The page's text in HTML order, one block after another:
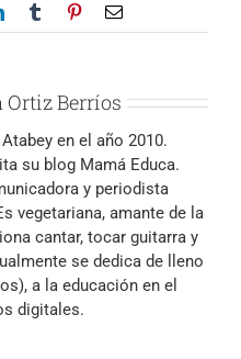
LinkedInTumblr PinterestCorreo
electrónico
Berríos
en el año 2010.
su blog Mamá Educa.
y periodista
vegetariana, amante de la
cantar, tocar guitarra y
se dedica de lleno
a la educación en el
digitales.